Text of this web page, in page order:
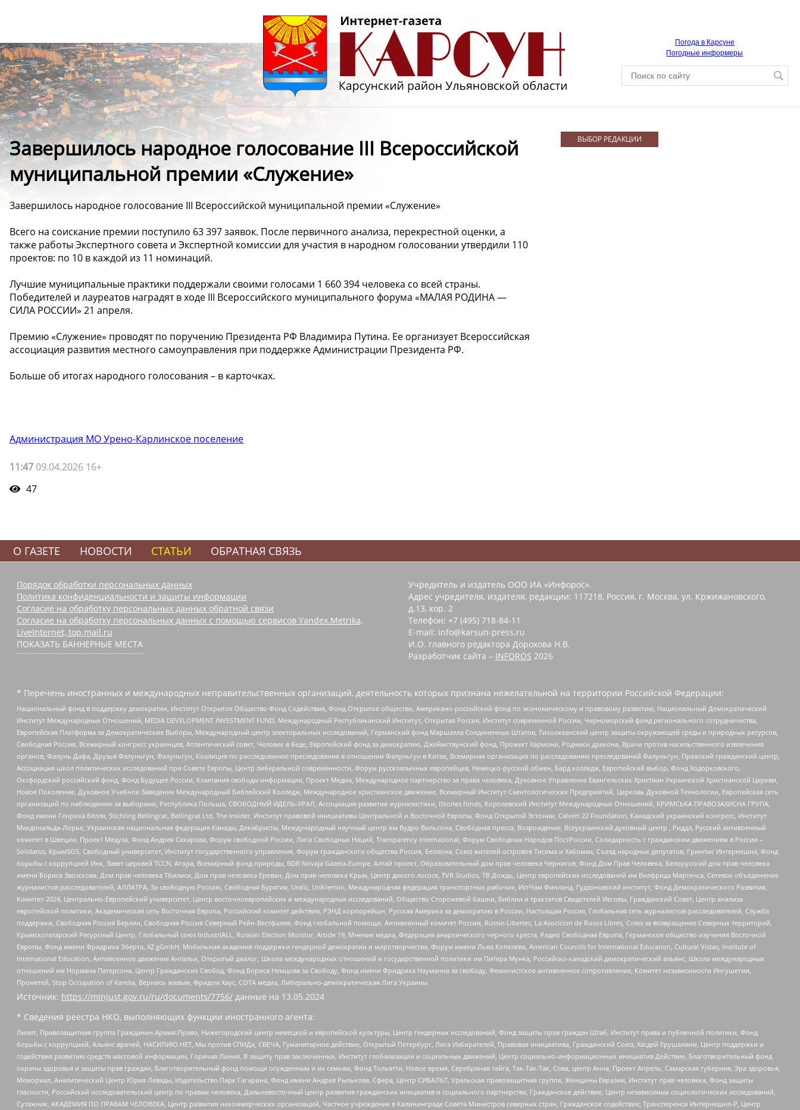
Погода в Карсуне
Погодные информеры
Завершилось народное голосование III Всероссийской
муниципальной премии «Служение»
Завершилось народное голосование III Всероссийской муниципальной премии «Служение»
Всего на соискание премии поступило 63 397 заявок. После первичного анализа, перекрестной оценки, а
также работы Экспертного совета и Экспертной комиссии для участия в народном голосовании утвердили 110
проектов: по 10 в каждой из 11 номинаций.
Лучшие муниципальные практики поддержали своими голосами 1 660 394 человека со всей страны.
Победителей и лауреатов наградят в ходе III Всероссийского муниципального форума «МАЛАЯ РОДИНА —
СИЛА РОССИИ» 21 апреля.
Премию «Служение» проводят по поручению Президента РФ Владимира Путина. Ее организует Всероссийская
ассоциация развития местного самоуправления при поддержке Администрации Президента РФ.
Больше об итогах народного голосования – в карточках.
Администрация МО Урено-Карлинское поселение
11:47 09.04.2026 16+
47
ВЫБОР РЕДАКЦИИ
О ГАЗЕТЕ НОВОСТИ СТАТЬИ ОБРАТНАЯ СВЯЗЬ
Порядок обработки персональных данных
Политика конфиденциальности и защиты информации
Согласие на обработку персональных данных обратной связи
Согласие на обработку персональных данных с помощью сервисов Yandex.Metrika,
LiveInternet, top.mail.ru
ПОКАЗАТЬ БАННЕРНЫЕ МЕСТА
Учредитель и издатель ООО ИА «Инфорос».
Адрес учредителя, издателя, редакции: 117218, Россия, г. Москва, ул. Кржижановского,
д.13, кор. 2
Телефон: +7 (495) 718-84-11
E-mail: info@karsun-press.ru
И.О. главного редактора Дорохова Н.В.
Разработчик сайта – INFOROS 2026
* Перечень иностранных и международных неправительственных организаций, деятельность которых признана нежелательной на территории Российской Федерации:
Национальный фонд в поддержку демократии, Институт Открытое Общество Фонд Содействия, Фонд Открытое общество, Американо-российский фонд по экономическому и правовому развитию, Национальный Демократический
Институт Международных Отношений, MEDIA DEVELOPMENT INVESTMENT FUND, Международный Республиканский Институт, Открытая Россия, Институт современной России, Черноморский фонд регионального сотрудничества,
Европейская Платформа за Демократические Выборы, Международный центр электоральных исследований, Германский фонд Маршалла Соединенных Штатов, Тихоокеанский центр защиты окружающей среды и природных ресурсов,
Свободная Россия, Всемирный конгресс украинцев, Атлантический совет, Человек в беде, Европейский фонд за демократию, Джеймстаунский фонд, Прожект Хармони, Родники дракона, Врачи против насильственного извлечения
органов, Фалунь Дафа, Друзья Фалуньгун, Фалуньгун, Коалиция по расследованию преследования в отношении Фалуньгун в Китае, Всемирная организация по расследованию преследований Фалуньгун, Пражский гражданский центр,
Ассоциация школ политических исследований при Совете Европы, Центр либеральной современности, Форум русскоязычных европейцев, Немецко-русский обмен, Бард колледж, Европейский выбор, Фонд Ходорковского,
Оксфордский российский фонд, Фонд Будущее России, Компания свободы информации, Проект Медиа, Международное партнерство за права человека, Духовное Управление Евангельских Христиан Украинской Христианской Церкви,
Новое Поколение, Духовное Учебное Заведение Международный Библейский Колледж, Международное христианское движение, Всемирный Институт Саентологических Предприятий, Церковь Духовной Технологии, Европейская сеть
организаций по наблюдению за выборами, Республика Польша, СВОБОДНЫЙ ИДЕЛЬ-УРАЛ, Ассоциация развития журналистики, IStories fonds, Королевский Институт Международных Отношений, КРИМСЬКА ПРАВОЗАХИСНА ГРУПА,
Фонд имени Генриха Бёлля, Stichting Bellingcat, Bellingcat Ltd, The Insider, Институт правовой инициативы Центральной и Восточной Европы, Фонд Открытой Эстонии, Calvert 22 Foundation, Канадский украинский конгресс, Институт
Макдональда-Лорье, Украинская национальная федерация Канады, Декабристы, Международный научный центр им Вудро Вильсона, Свободная пресса, Возрождение, Всеукраинский духовный центр , Риддл, Русский антивоенный
комитет в Швеции, Проект Медуза, Фонд Андрея Сахарова, Форум свободной России, Лига Свободных Наций, Transparеncy International, Форум Свободных Народов ПостРоссии, Солидарность с гражданским движением в России –
Solidarus, КрымSOS, Свободный университет, Институт государственного управления, Форум гражданского общества Россия, Беллона, Союз жителей островов Тисима и Хабомаи, Съезд народных депутатов, Гринпис Интернешнл, Фонд
борьбы с коррупцией Инк, Завет церквей TCCN, Агора, Всемирный фонд природы, BDR Novaja Gazeta-Europe, Алтай проект, Образовательный дом прав человека Чернигов, Фонд Дом Прав Человека, Белорусский дом прав человека
имени Бориса Звозскова, Дом прав человека Тбилиси, Дом прав человека Ереван, Дом прав человека Крым, Центр дикого лосося, TVR Studios, ТВ Дождь, Центр европейских исследований им Вилфрида Мартенса, Сетевое объединение
журналистов расследователей, АЛЛАТРА, За свободную Россию, Свободная Бурятия, Uralic, UnKremlin, Международная федерация транспортных рабочих, ИстЧам Финланд, Гудзоновский институт, Фонд Демократического Развития,
Комитет-2024, Центрально-Европейский университет, Центр восточноевропейских и международных исследований, Общество Сторожевой башни, Библии и трактатов Свидетелей Иеговы, Гражданский Совет, Центр анализа
европейской политики, Академическая сеть Восточная Европа, Российский комитет действия, РЭНД корпорейшн, Русская Америка за демократию в России, Настоящая Россия, Глобальная сеть журналистов-расследователей, Служба
поддержки, Свободная Россия Берлин, Свободная Россия Северный Рейн-Вестфалия, Фонд глобальной помощи, Антивоенный комитет России, Russie-Libertes, La Asocicion de Rusos Libres, Союз за возвращение Северных территорий,
Крымскотатарский Ресурсный Центр, Глобальный союз IndustriALL, Russian Election Monitor, Article 19, Мнение медиа, Федерация анархического черного креста, Радио Свободная Европа, Германское общество изучения Восточной
Европы, Фонд имени Фридриха Эберта, XZ gGmbH, Мобильная академия поддержки гендерной демократии и миротворчества, Форум имени Льва Копелева, American Councils for International Education, Cultural Vistas, Institute of
International Education, Антивоенное движение Антальи, Открытый диалог, Школа международных отношений и государственной политики им Питера Мунка, Российско-канадский демократический альянс, Школа международных
отношений им Нормана Патерсона, Центр Гражданских Свобод, Фонд Бориса Немцова за Свободу, Фонд имени Фридриха Науманна за свободу, Феминистское антивоенное сопротивление, Комитет независимости Ингушетии,
Прометей, Stop Occupation of Karelia, Вернись живым, Фридом Хаус, СОТА медиа, Либерально-демократическая Лига Украины
Источник: https://minjust.gov.ru/ru/documents/7756/ данные на 13.05.2024
* Сведения реестра НКО, выполняющих функции иностранного агента:
Лилит, Правозащитная группа Гражданин.Армия.Право, Нижегородский центр немецкой и европейской культуры, Центр гендерных исследований, Фонд защиты прав граждан Штаб, Институт права и публичной политики, Фонд
борьбы с коррупцией, Альянс врачей, НАСИЛИЮ.НЕТ, Мы против СПИДа, СВЕЧА, Гуманитарное действие, Открытый Петербург, Лига Избирателей, Правовая инициатива, Гражданский Союз, Хасдей Ерушалаим, Центр поддержки и
содействия развитию средств массовой информации, Горячая Линия, В защиту прав заключенных, Институт глобализации и социальных движений, Центр социально-информационных инициатив Действие, Благотворительный фонд
охраны здоровья и защиты прав граждан, Благотворительный фонд помощи осужденным и их семьям, Фонд Тольятти, Новое время, Серебряная тайга, Так-Так-Так, Сова, центр Анна, Проект Апрель, Самарская губерния, Эра здоровья,
Мемориал, Аналитический Центр Юрия Левады, Издательство Парк Гагарина, Фонд имени Андрея Рылькова, Сфера, Центр СИБАЛЬТ, Уральская правозащитная группа, Женщины Евразии, Институт прав человека, Фонд защиты
гласности, Российский исследовательский центр по правам человека, Дальневосточный центр развития гражданских инициатив и социального партнерства, Гражданское действие, Центр независимых социологических исследований,
Сутяжник, АКАДЕМИЯ ПО ПРАВАМ ЧЕЛОВЕКА, Центр развития некоммерческих организаций, Частное учреждение в Калининграде Совета Министров северных стран, Гражданское содействие, Трансперенси Интернешнл-Р, Центр